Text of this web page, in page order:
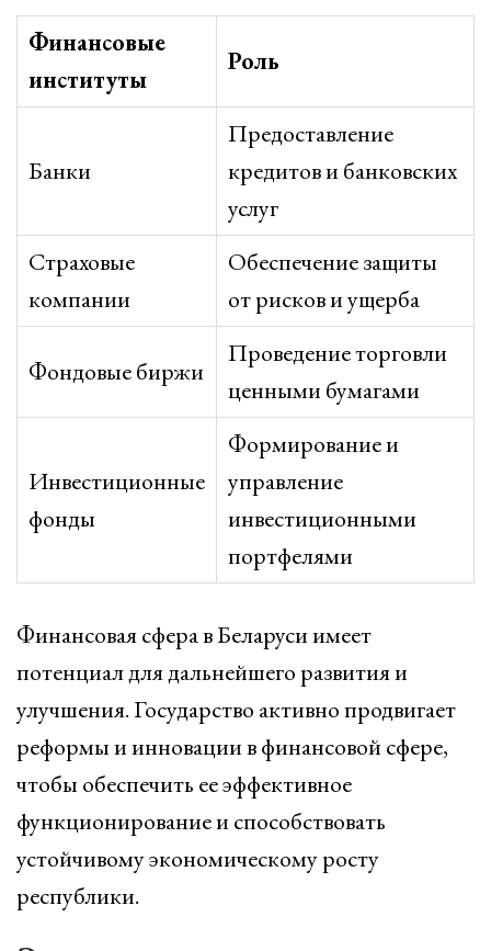
Финансовые
институты
Роль
Банки
Предоставление
кредитов и банковских
услуг
Страховые
компании
Обеспечение защиты
от рисков и ущерба
Фондовые биржи
Проведение торговли
ценными бумагами
Инвестиционные
фонды
Формирование и
управление
инвестиционными
портфелями
Финансовая сфера в Беларуси имеет
потенциал для дальнейшего развития и
улучшения. Государство активно продвигает
реформы и инновации в финансовой сфере,
чтобы обеспечить ее эффективное
функционирование и способствовать
устойчивому экономическому росту
республики.